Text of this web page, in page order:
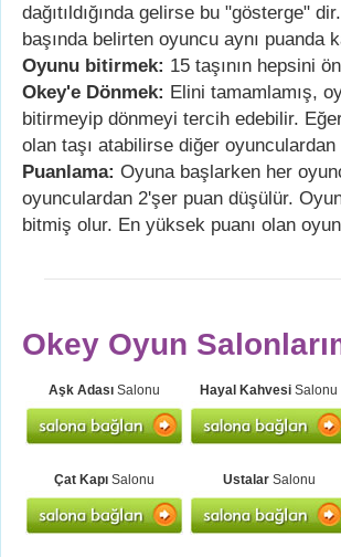
dağıtıldığında gelirse bu "gösterge"
başında belirten oyuncu aynı puanda
Oyunu bitirmek: 15 taşının hepsini
Okey'e Dönmek: Elini tamamlamış,
bitirmeyip dönmeyi tercih edebilir.
olan taşı atabilirse diğer
Puanlama: Oyuna başlarken her
oyunculardan 2'şer puan düşülür.
bitmiş olur. En yüksek puanı olan
Okey Oyun
Aşk Adası Salonu Hayal Kahvesi Salonu
Çat Kapı Salonu UstalarSalonu